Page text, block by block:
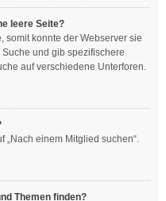
leere Seite?
somit konnte der Webserver sie
und gib spezifischere
auf verschiedene Unterforen.
„Nach einem Mitglied suchen“.
Themen finden?